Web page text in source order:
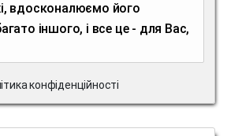
вдосконалюємо його
іншого, і все це - для Вас,
конфіденційності